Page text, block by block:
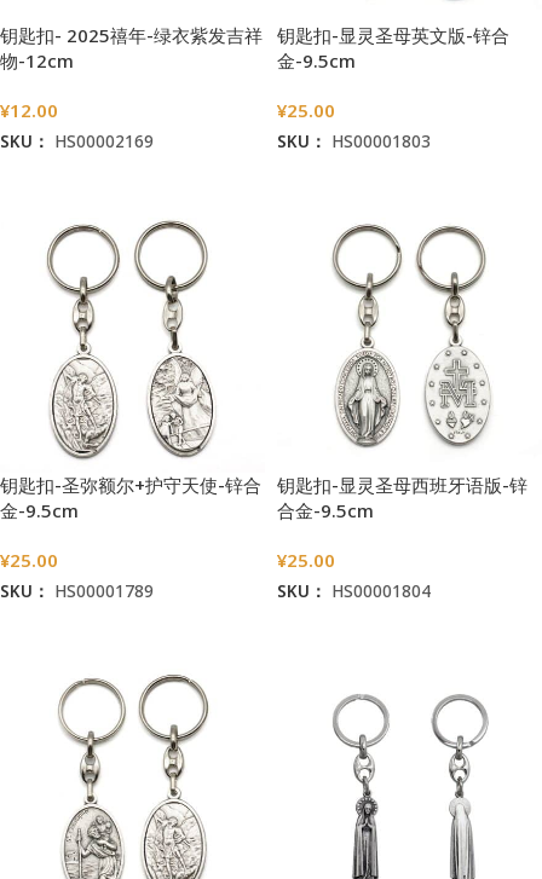
钥匙扣- 2025禧年-绿衣紫发吉祥
物-12cm
¥12.00
SKU： HS00002169
钥匙扣-显灵圣母英文版-锌合
金-9.5cm
¥25.00
SKU： HS00001803
钥匙扣-圣弥额尔+护守天使-锌合
金-9.5cm
¥25.00
SKU： HS00001789
钥匙扣-显灵圣母西班牙语版-锌
合金-9.5cm
¥25.00
SKU： HS00001804